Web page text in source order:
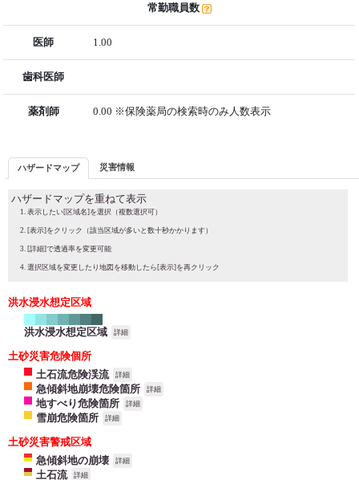
常勤職員数
医師 1.00
歯科医師
薬剤師 0.00 ※保険薬局の検索時のみ人数表示
ハザードマップ 災害情報
ハザードマップを重ねて表示
表示したい[区域名]を選択（複数選択可）
[表示]をクリック（該当区域が多いと数十秒かかります）
[詳細]で透過率を変更可能
選択区域を変更したり地図を移動したら[表示]を再クリック
洪水浸水想定区域
洪水浸水想定区域 詳細
土砂災害危険個所
土石流危険渓流
詳細
急傾斜地崩壊危険箇所 詳細
地すべり危険箇所 詳細
雪崩危険箇所 詳細
土砂災害警戒区域
急傾斜地の崩壊
詳細
土石流 詳細